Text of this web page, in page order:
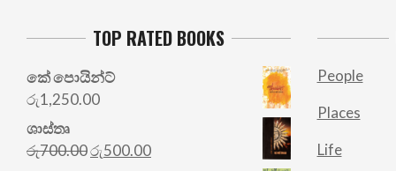
TOP RATED BOOKS
කේ පොයින්ට්
රු1,250.00
ශාස්තෘ
රු700.00Original
රු500.00Current
People
Places
Life